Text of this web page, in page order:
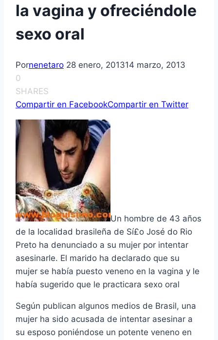
la vagina y ofreciéndole
sexo oral
Pornenetaro 28 enero, 201314 marzo, 2013
0
SHARES
Compartir en FacebookCompartir en Twitter
Un hombre de 43 años
de la localidad brasileña de Sí£o José do Rio
Preto ha denunciado a su mujer por intentar
asesinarle. El marido ha declarado que su
mujer se habí­a puesto veneno en la vagina y le
habí­a sugerido que le practicara sexo oral
Según publican algunos medios de Brasil, una
mujer ha sido acusada de intentar asesinar a
su esposo poniéndose un potente veneno en